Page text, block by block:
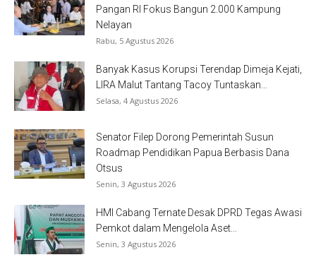
Pangan RI Fokus Bangun 2.000 Kampung
Nelayan
Rabu, 5 Agustus 2026
Banyak Kasus Korupsi Terendap Dimeja Kejati,
LIRA Malut Tantang Tacoy Tuntaskan...
Selasa, 4 Agustus 2026
Senator Filep Dorong Pemerintah Susun
Roadmap Pendidikan Papua Berbasis Dana
Otsus
Senin, 3 Agustus 2026
HMI Cabang Ternate Desak DPRD Tegas Awasi
Pemkot dalam Mengelola Aset...
Senin, 3 Agustus 2026